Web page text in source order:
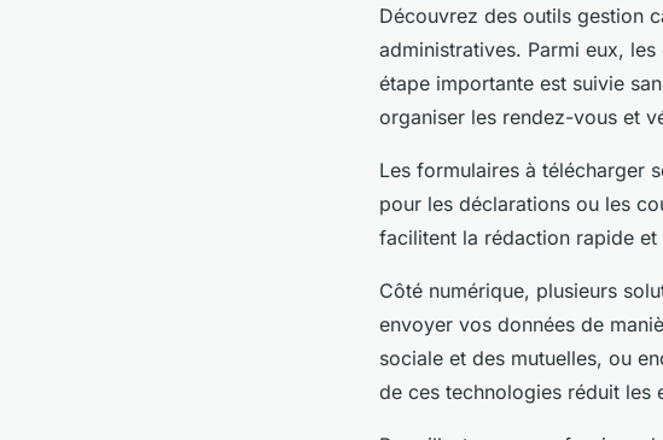
Découvrez des outils gestion
administratives. Parmi eux,
étape importante est suivie
organiser les rendez-vous et
Les formulaires à télécharger
pour les déclarations ou les
facilitent la rédaction rapide
Côté numérique, plusieurs
envoyer vos données de
sociale et des mutuelles, ou
de ces technologies réduit les